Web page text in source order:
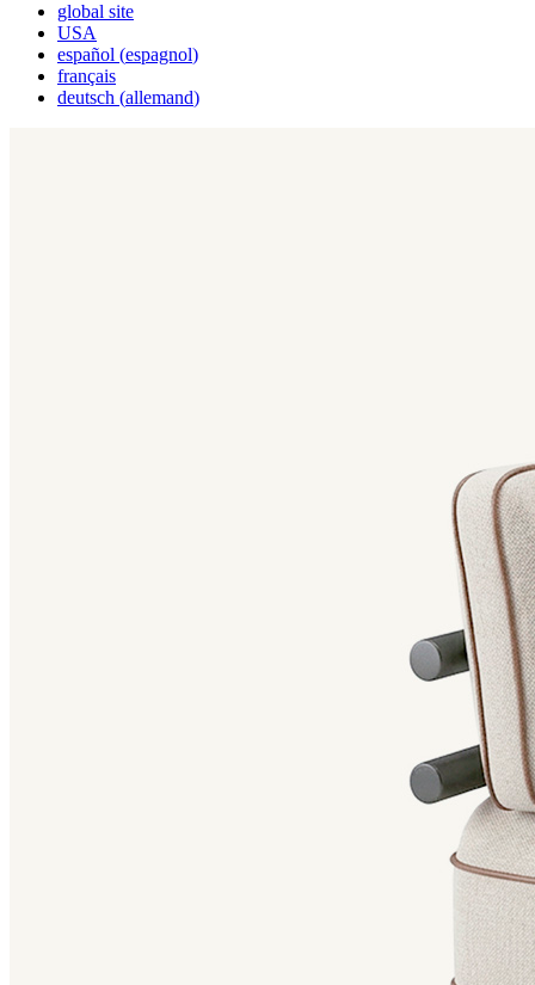
global site
USA
español (espagnol)
français
deutsch (allemand)